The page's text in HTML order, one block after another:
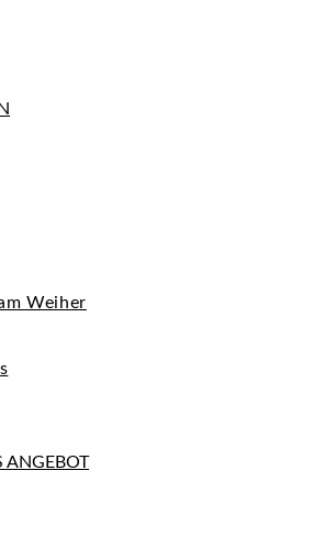
Weiher
ANGEBOT